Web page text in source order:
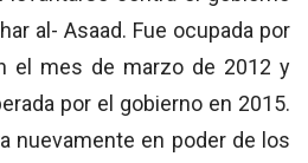
al- Asaad. Fue ocupada por
el mes de marzo de 2012 y
por el gobierno en 2015.
nuevamente en poder de los